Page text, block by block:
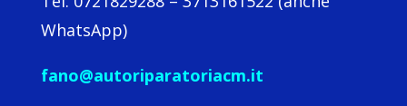
WhatsApp)
fano@autoriparatoriacm.it